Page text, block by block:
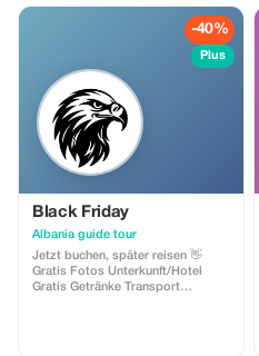
-40%
Plus
Black Friday
Albania guide tour
Jetzt buchen, später reisen 👋
Gratis Fotos Unterkunft/Hotel
Gratis Getränke Transport